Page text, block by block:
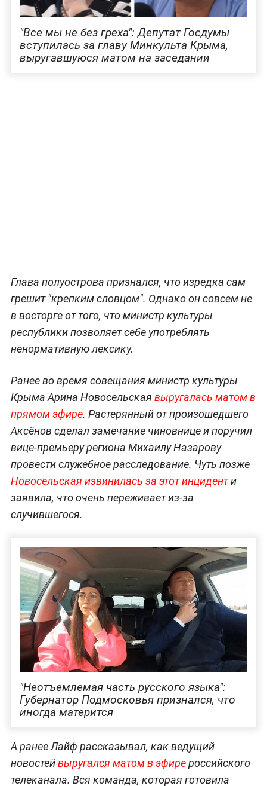
"Все мы не без греха": Депутат Госдумы
вступилась за главу Минкульта Крыма,
выругавшуюся матом на заседании
Глава полуострова признался, что изредка сам
грешит "крепким словцом". Однако он совсем не
в восторге от того, что министр культуры
республики позволяет себе употреблять
ненормативную лексику.
Ранее во время совещания министр культуры
Крыма Арина Новосельская выругалась матом в
прямом эфире. Растерянный от произошедшего
Аксёнов сделал замечание чиновнице и поручил
вице-премьеру региона Михаилу Назарову
провести служебное расследование. Чуть позже
Новосельская извинилась за этот инциденти
заявила, что очень переживает из-за
случившегося.
"Неотъемлемая часть русского языка":
Губернатор Подмосковья признался, что
иногда матерится
А ранее Лайф рассказывал, как ведущий
новостейвыругался матом в эфирероссийского
телеканала. Вся команда, которая готовила